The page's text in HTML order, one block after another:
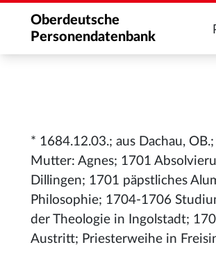
Oberdeutsche
Personendatenbank
* 1684.12.03.; aus Dachau,
Mutter: Agnes; 1701
Dillingen; 1701 päpstliches
Philosophie; 1704-1706
der Theologie in Ingolstadt;
Austritt; Priesterweihe in